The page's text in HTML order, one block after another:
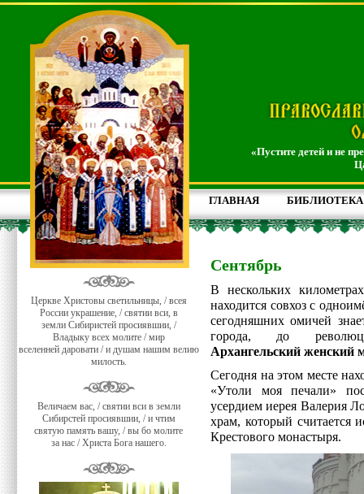
«Пустите детей и не
ГЛАВНАЯ БИБЛИОТЕКА
Церкве Христовы светильницы, / всея
России украшение, / святии вси, в
земли Сибиристей просиявшии, /
Владыку всех молите / мир
вселенней даровати / и душам нашим велию
милость.
Величаем вас, / святии вси в земли
Сибирстей просиявшии, / и чтим
святую память вашу, / вы бо молите
за нас / Христа Бога нашего.
Сентябрь
В нескольких
находится совхоз с
сегодняшних омичей
города, до
Архангельский женский
Сегодня на этом месте
«Утоли моя печали»
усердием иерея Валерия
храм, который считается
Крестового монастыря.